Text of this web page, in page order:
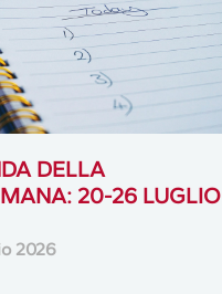
DELLA
20-26 LUGLIO
2026